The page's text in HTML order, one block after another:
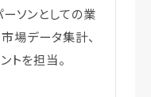
ソンとしての業
場データ集計、
トを担当。